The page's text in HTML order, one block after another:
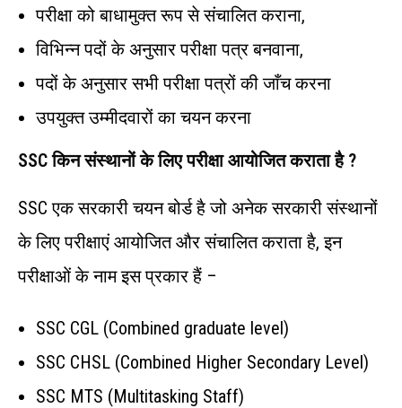
परीक्षा को बाधामुक्त रूप से संचालित कराना,
विभिन्न पदों के अनुसार परीक्षा पत्र बनवाना,
पदों के अनुसार सभी परीक्षा पत्रों की जाँच करना
उपयुक्त उम्मीदवारों का चयन करना
SSCकिनसंस्थानोंकेलिएपरीक्षाआयोजितकराताहै ?
SSC एक सरकारी चयन बोर्ड है जो अनेक सरकारी संस्थानों
के लिए परीक्षाएं आयोजित और संचालित कराता है, इन
परीक्षाओं के नाम इस प्रकार हैं –
SSC CGL (Combined graduate level)
SSC CHSL (Combined Higher Secondary Level)
SSC MTS (Multitasking Staff)